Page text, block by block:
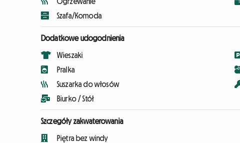
Szafa/Komoda
Dodatkowe udogodnienia
Wieszaki
Pralka
Suszarka do włosów
Biurko / Stół
Szczegóły zakwaterowania
Piętra bez windy